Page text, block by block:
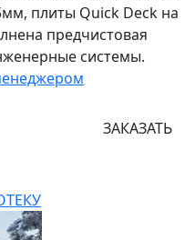
плиты Quick Deck на
предчистовая
системы.
ЗАКАЗАТЬ